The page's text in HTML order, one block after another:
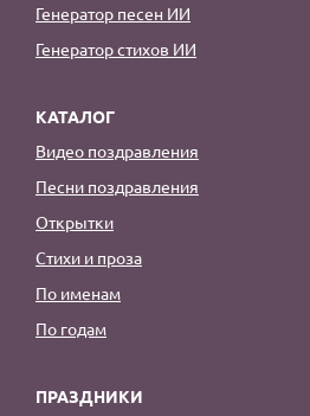
Генератор песен ИИ
Генератор стихов ИИ
КАТАЛОГ
Видео поздравления
Песни поздравления
Открытки
Стихи и проза
По именам
По годам
ПРАЗДНИКИ